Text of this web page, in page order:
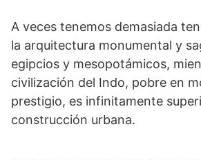
A veces tenemos demasiada
la arquitectura monu­mental y
egipcios y mesopotámicos,
civilización del Indo, pobre en
prestigio, es infini­tamente
construcción urbana.